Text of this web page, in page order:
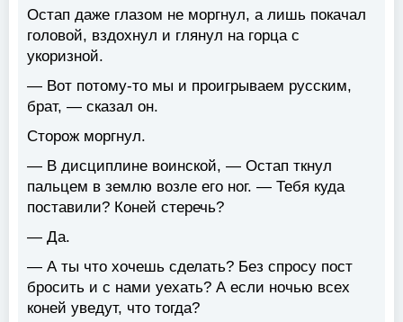
Остап даже глазом не моргнул, а лишь покачал
головой, вздохнул и глянул на горца с
укоризной.
— Вот потому-то мы и проигрываем русским,
брат, — сказал он.
Сторож моргнул.
— В дисциплине воинской, — Остап ткнул
пальцем в землю возле его ног. — Тебя куда
поставили? Коней стеречь?
— Да.
— А ты что хочешь сделать? Без спросу пост
бросить и с нами уехать? А если ночью всех
коней уведут, что тогда?